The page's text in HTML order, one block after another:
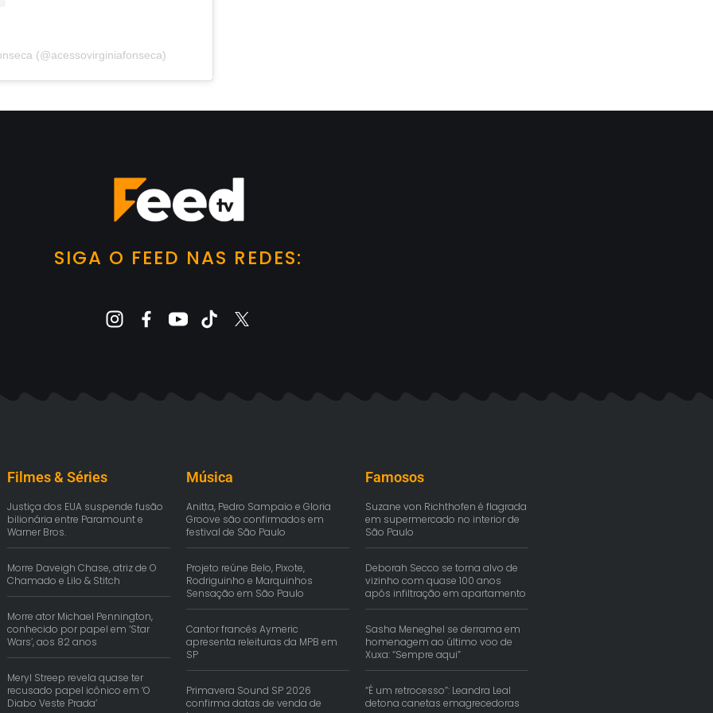
(@acessovirginiafonseca)
SIGA O FEED NAS REDES:
Filmes & Séries
Justiça dos EUA suspende fusão
bilionária entre Paramount e
Warner Bros.
Morre Daveigh Chase, atriz de O
Chamado e Lilo & Stitch
Morre ator Michael Pennington,
conhecido por papel em ‘Star
Wars’, aos 82 anos
Meryl Streep revela quase ter
recusado papel icônico em ‘O
Diabo Veste Prada’
Música
Anitta, Pedro Sampaio e Gloria
Groove são confirmados em
festival de São Paulo
Projeto reúne Belo, Pixote,
Rodriguinho e Marquinhos
Sensação em São Paulo
Cantor francês Aymeric
apresenta releituras da MPB em
SP
Primavera Sound SP 2026
confirma datas de venda de
Famosos
Suzane von Richthofen é flagrada
em supermercado no interior de
São Paulo
Deborah Secco se torna alvo de
vizinho com quase 100 anos
após infiltração em apartamento
Sasha Meneghel se derrama em
homenagem ao último voo de
Xuxa: “Sempre aqui”
“É um retrocesso”: Leandra Leal
detona canetas emagrecedoras